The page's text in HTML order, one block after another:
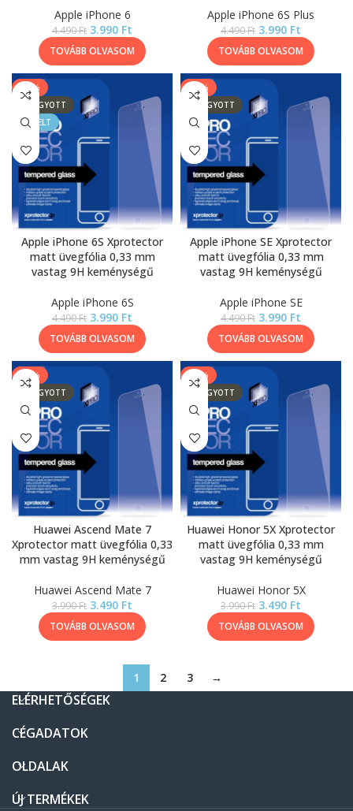
Apple iPhone 6
4.490Ft 3.990 Ft
TOVÁBB OLVASOM
Apple iPhone 6S Plus
4.490Ft 3.990 Ft
TOVÁBB OLVASOM
-11%
ELFOGYOTT
KIEMELT
Apple iPhone 6S Xprotector
matt üvegfólia 0,33 mm
vastag 9H keménységű
Apple iPhone 6S
4.490Ft 3.990 Ft
TOVÁBB OLVASOM
-11%
ELFOGYOTT
Apple iPhone SE Xprotector
matt üvegfólia 0,33 mm
vastag 9H keménységű
Apple iPhone SE
4.490Ft 3.990 Ft
TOVÁBB OLVASOM
-13%
ELFOGYOTT
Huawei Ascend Mate 7
Xprotector matt üvegfólia 0,33
mm vastag 9H keménységű
Huawei Ascend Mate 7
3.990Ft 3.490 Ft
TOVÁBB OLVASOM
-13%
ELFOGYOTT
Huawei Honor 5X Xprotector
matt üvegfólia 0,33 mm
vastag 9H keménységű
Huawei Honor 5X
3.990Ft 3.490 Ft
TOVÁBB OLVASOM
1 2 3 →
ELÉRHETŐSÉGEK
CÉGADATOK
OLDALAK
ÚJ TERMÉKEK